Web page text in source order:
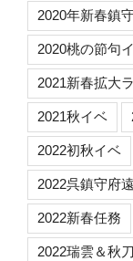
2020年新春鎮
2020桃の節句
2021新春拡大
2021秋イベ
2022初秋イベ
2022呉鎮守府
2022新春任務
2022瑞雲＆秋